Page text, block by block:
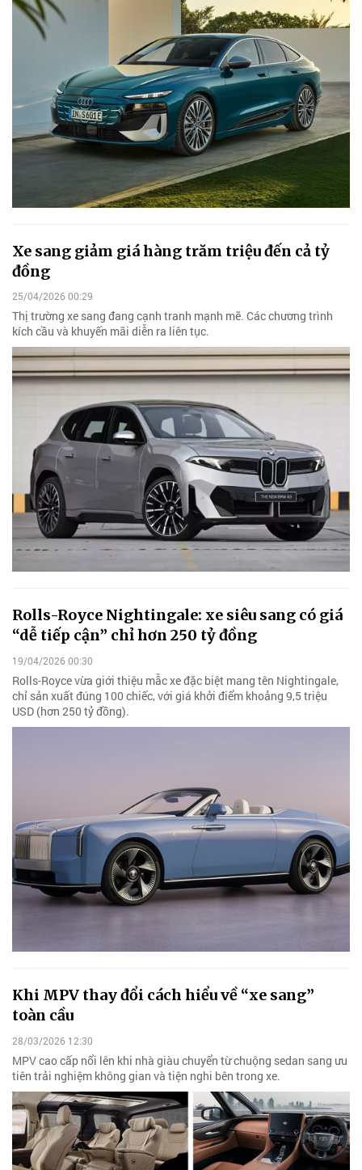
Xe sang giảm giá hàng trăm triệu đến cả tỷ
đồng
25/04/2026 00:29
Thị trường xe sang đang cạnh tranh mạnh mẽ. Các chương trình
kích cầu và khuyến mãi diễn ra liên tục.
Rolls-Royce Nightingale: xe siêu sang có giá
“dễ tiếp cận” chỉ hơn 250 tỷ đồng
19/04/2026 00:30
Rolls-Royce vừa giới thiệu mẫc xe đặc biệt mang tên Nightingale,
chỉ sản xuất đúng 100 chiếc, với giá khởi điểm khoảng 9,5 triệu
USD (hơn 250 tỷ đồng).
Khi MPV thay đổi cách hiểu về “xe sang”
toàn cầu
28/03/2026 12:30
MPV cao cấp nổi lên khi nhà giàu chuyển từ chuộng sedan sang ưu
tiên trải nghiệm không gian và tiện nghi bên trong xe.